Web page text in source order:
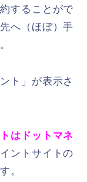
することがで
へ（ほぼ）手
ト」が表示さ
はドットマネ
ントサイトの
。